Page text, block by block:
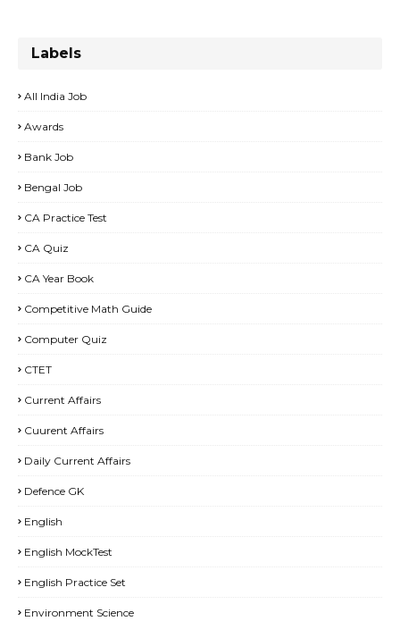
Labels
All India Job
Awards
Bank Job
Bengal Job
CA Practice Test
CA Quiz
CA Year Book
Competitive Math Guide
Computer Quiz
CTET
Current Affairs
Cuurent Affairs
Daily Current Affairs
Defence GK
English
English MockTest
English Practice Set
Environment Science